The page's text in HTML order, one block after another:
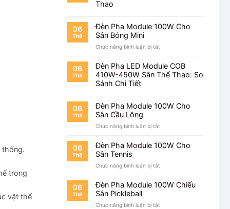
thống.
trong
vật thể
Thao
06
Th8
Đèn Pha Module 100W Cho
Sân Bóng Mini
Chức năng bình luận bị tắt
Pha
Module
100W
Bóng
06
Th8
Đèn Pha LED Module COB
410W-450W Sân Thể Thao: So
Sánh Chi Tiết
06
Th8
Đèn Pha Module 100W Cho
Sân Cầu Lông
Chức năng bình luận bị tắt
Pha
Module
Cầu
06
Th8
Đèn Pha Module 100W Cho
Sân Tennis
Chức năng bình luận bị tắt
Pha
Module
06
Th8
Đèn Pha Module 100W Chiếu
Sân Pickleball
Chức năng bình luận bị tắt